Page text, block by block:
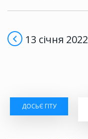
ДОСЬЄ ГІТУ
13 січня 2022